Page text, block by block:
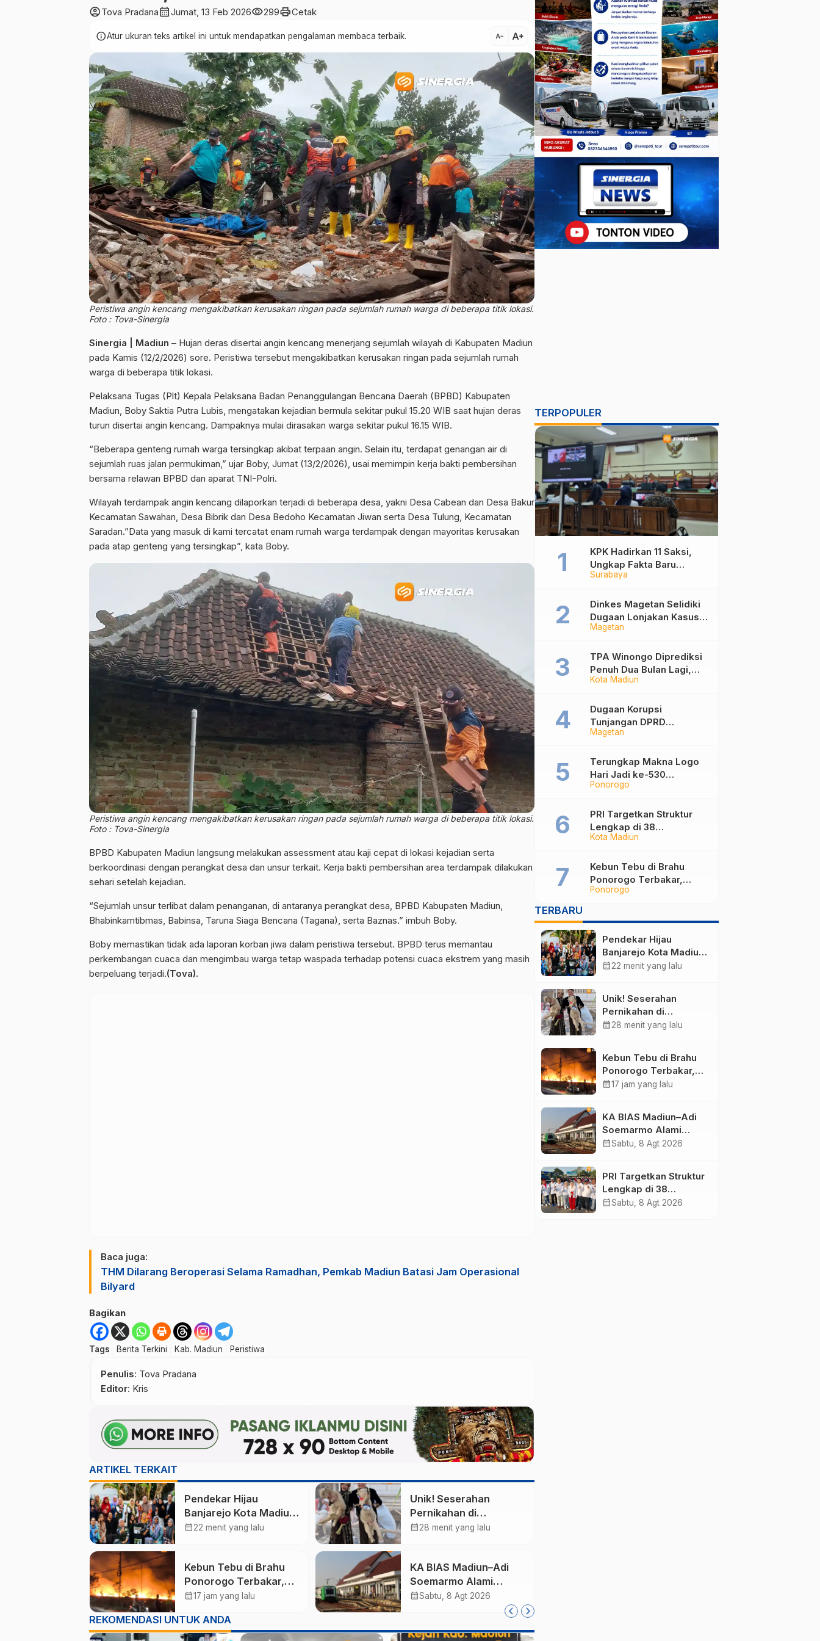
account_circleTova Pradanacalendar_monthJumat, 13 Feb 2026visibility299printCetak
infoAtur ukuran teks artikel ini untuk mendapatkan pengalaman membaca terbaik. text_decrease text_increase
Peristiwa angin kencang mengakibatkan kerusakan ringan pada sejumlah rumah warga di beberapa titik lokasi.
Foto : Tova-Sinergia
Sinergia | Madiun – Hujan deras disertai angin kencang menerjang sejumlah wilayah di Kabupaten Madiun
pada Kamis (12/2/2026) sore. Peristiwa tersebut mengakibatkan kerusakan ringan pada sejumlah rumah
warga di beberapa titik lokasi.
Pelaksana Tugas (Plt) Kepala Pelaksana Badan Penanggulangan Bencana Daerah (BPBD) Kabupaten
Madiun, Boby Saktia Putra Lubis, mengatakan kejadian bermula sekitar pukul 15.20 WIB saat hujan deras
turun disertai angin kencang. Dampaknya mulai dirasakan warga sekitar pukul 16.15 WIB.
“Beberapa genteng rumah warga tersingkap akibat terpaan angin. Selain itu, terdapat genangan air di
sejumlah ruas jalan permukiman,” ujar Boby, Jumat (13/2/2026), usai memimpin kerja bakti pembersihan
bersama relawan BPBD dan aparat TNI-Polri.
Wilayah terdampak angin kencang dilaporkan terjadi di beberapa desa, yakni Desa Cabean dan Desa Bakur
Kecamatan Sawahan, Desa Bibrik dan Desa Bedoho Kecamatan Jiwan serta Desa Tulung, Kecamatan
Saradan.”Data yang masuk di kami tercatat enam rumah warga terdampak dengan mayoritas kerusakan
pada atap genteng yang tersingkap”, kata Boby.
Peristiwa angin kencang mengakibatkan kerusakan ringan pada sejumlah rumah warga di beberapa titik lokasi.
Foto : Tova-Sinergia
BPBD Kabupaten Madiun langsung melakukan assessment atau kaji cepat di lokasi kejadian serta
berkoordinasi dengan perangkat desa dan unsur terkait. Kerja bakti pembersihan area terdampak dilakukan
sehari setelah kejadian.
“Sejumlah unsur terlibat dalam penanganan, di antaranya perangkat desa, BPBD Kabupaten Madiun,
Bhabinkamtibmas, Babinsa, Taruna Siaga Bencana (Tagana), serta Baznas.” imbuh Boby.
Boby memastikan tidak ada laporan korban jiwa dalam peristiwa tersebut. BPBD terus memantau
perkembangan cuaca dan mengimbau warga tetap waspada terhadap potensi cuaca ekstrem yang masih
berpeluang terjadi.(Tova).
Baca juga:
THM Dilarang Beroperasi Selama Ramadhan, Pemkab Madiun Batasi Jam Operasional
Bilyard
Bagikan
Tags Berita Terkini Kab. Madiun Peristiwa
Penulis: Tova Pradana
Editor: Kris
ARTIKEL TERKAIT
Pendekar Hijau
Banjarejo Kota Madiun
Mulai Bergerak, Ajak
calendar_month22 menit yang lalu
Unik! Seserahan
Pernikahan di
Ponorogo Berupa
calendar_month28 menit yang lalu
Kebun Tebu di Brahu
Ponorogo Terbakar,
Puluhan Hektare
calendar_month17 jam yang lalu
KA BIAS Madiun–Adi
Soemarmo Alami
Gangguan, 5 KA Ikut
calendar_monthSabtu, 8 Agt 2026
REKOMENDASI UNTUK ANDA
TERPOPULER
Surabaya
KPK Hadirkan 11 Saksi,
Ungkap Fakta Baru
Sidang Korupsi Wali Kota
Magetan
Dinkes Magetan Selidiki
Dugaan Lonjakan Kasus
Diare di Lembeyan,
Epidemiologi
Kota Madiun
TPA Winongo Diprediksi
Penuh Dua Bulan Lagi,
Ketua DPRD Kota Madiun
Penanganan Sampah
Magetan
Dugaan Korupsi
Tunjangan DPRD
Ponorogo Jadi Alarm,
Perkuat Tata Kelola
Administrasi
Ponorogo
Terungkap Makna Logo
Hari Jadi ke-530
Ponorogo, Angka 530
Sekar Kinanthi
Kota Madiun
PRI Targetkan Struktur
Lengkap di 38
Kabupaten/Kota Jatim
Pemilu 2029
Ponorogo
Kebun Tebu di Brahu
Ponorogo Terbakar,
Puluhan Hektare Dilalap
TERBARU
Pendekar Hijau
Banjarejo Kota Madiun
Mulai Bergerak, Ajak
calendar_month22 menit yang lalu
Unik! Seserahan
Pernikahan di
Ponorogo Berupa
calendar_month28 menit yang lalu
Kebun Tebu di Brahu
Ponorogo Terbakar,
Puluhan Hektare
calendar_month17 jam yang lalu
KA BIAS Madiun–Adi
Soemarmo Alami
Gangguan, 5 KA Ikut
calendar_monthSabtu, 8 Agt 2026
PRI Targetkan Struktur
Lengkap di 38
Kabupaten/Kota Jatim
calendar_monthSabtu, 8 Agt 2026